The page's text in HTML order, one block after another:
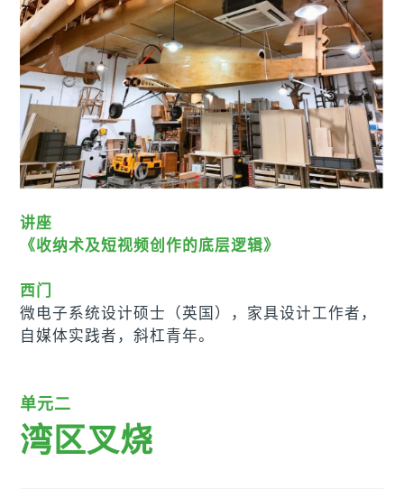
讲座
《收纳术及短视频创作的底层逻辑》
西门
微电子系统设计硕士（英国），家具设计工作者，
自媒体实践者，斜杠青年。
单元二
湾区叉烧